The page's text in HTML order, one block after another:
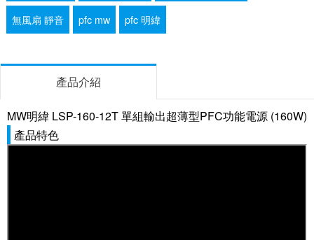
無風扇 靜音 pfc mw pfc 明緯
產品介紹
MW明緯 LSP-160-12T 單組輸出超薄型PFC功能電源 (160W)
產品特色